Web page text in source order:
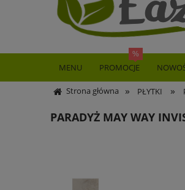
MENU PROMOCJE
Strona główna » PŁYTKI »
PARADYŻ MAY WAY